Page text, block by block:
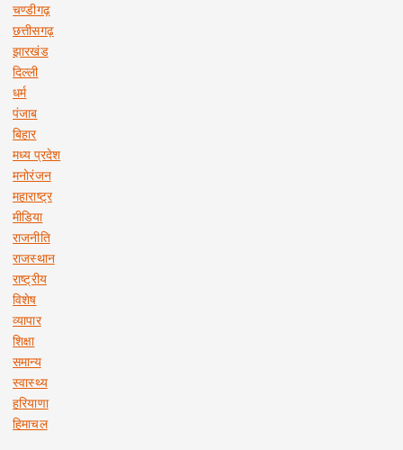
चण्डीगढ़
छत्तीसगढ़
झारखंड
दिल्ली
धर्म
पंजाब
बिहार
मध्य प्रदेश
मनोरंजन
महाराष्ट्र
मीडिया
राजनीति
राजस्थान
राष्ट्रीय
विशेष
व्यापार
शिक्षा
समान्य
स्वास्थ्य
हरियाणा
हिमाचल